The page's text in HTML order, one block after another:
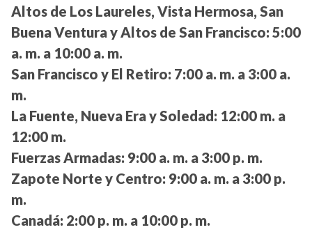
Altos de Los Laureles, Vista Hermosa, San
Buena Ventura y Altos de San Francisco: 5:00
a. m. a 10:00 a. m.
San Francisco y El Retiro: 7:00 a. m. a 3:00 a.
m.
La Fuente, Nueva Era y Soledad: 12:00 m. a
12:00 m.
Fuerzas Armadas: 9:00 a. m. a 3:00 p. m.
Zapote Norte y Centro: 9:00 a. m. a 3:00 p.
m.
Canadá: 2:00 p. m. a 10:00 p. m.